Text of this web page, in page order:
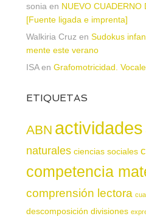
sonia en NUEVO CUADERNO
[Fuente ligada e imprenta]
Walkiria Cruz en Sudokus
mente este verano
ISAen Grafomotricidad.
ETIQUETAS
ABN actividades
naturales ciencias sociales
competencia
comprensión lectora
descomposición divisiones